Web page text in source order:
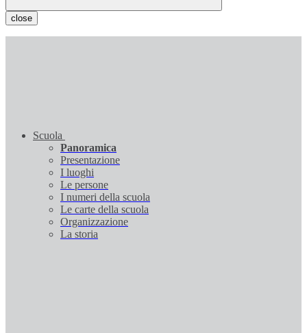
close
Scuola
Panoramica
Presentazione
I luoghi
Le persone
I numeri della scuola
Le carte della scuola
Organizzazione
La storia